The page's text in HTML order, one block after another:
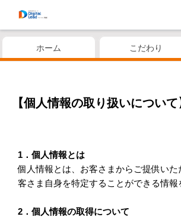
ホーム こだわり
【個人情報の取り扱いについて
1．個人情報とは
個人情報とは、お客さまからご提供い
客さま自身を特定することができる情報
2．個人情報の取得について